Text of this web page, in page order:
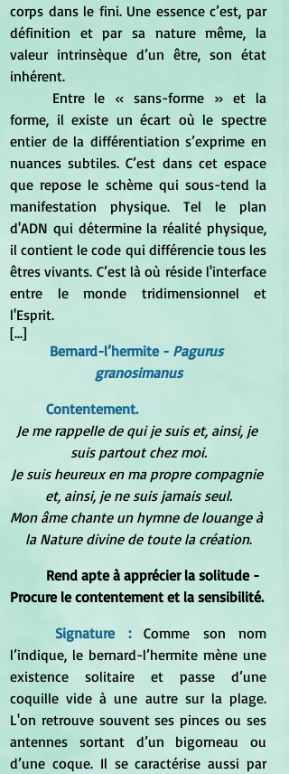
corps dans le fini. Une essence c’est, par
définition et par sa nature même, la
valeur intrinsèque d’un être, son état
inhérent.
forme, il existe un écart où le spectre
entier de la différentiation s’exprime en
nuances subtiles. C’est dans cet espace
que repose le schème qui sous-tend la
manifestation physique. Tel le plan
d'ADN qui détermine la réalité physique,
il contient le code qui différencie tous les
êtres vivants. C’est là où réside l'interface
entre le monde tridimensionnel et
l'Esprit.
[...]
Bernard-l’hermite - Pagurus
granosimanus
	Contentement.
Je me rappelle de qui je suis et, ainsi, je
suis partout chez moi.
Je suis heureux en ma propre compagnie
et, ainsi, je ne suis jamais seul.
Mon âme chante un hymne de louange à
la Nature divine de toute la création.
Rend apte à apprécier la solitude -
Procure le contentement et la sensibilité.
Signature : Comme son nom
l’indique, le bernard-l’hermite mène une
existence solitaire et passe d’une
coquille vide à une autre sur la plage.
L'on retrouve souvent ses pinces ou ses
antennes sortant d’un bigorneau ou
d’une coque. Il se caractérise aussi par